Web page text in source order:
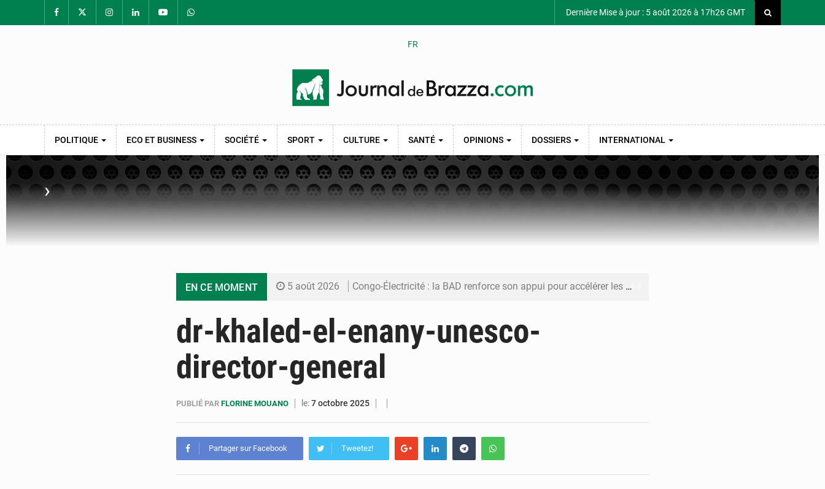
Dernière Mise à jour : 5 août 2026 à 17h26 GMT
FR
POLITIQUE ECO ET BUSINESS SOCIÉTÉ SPORT CULTURE SANTÉ OPINIONS DOSSIERS INTERNATIONAL
›
EN CE MOMENT 5 août 2026 Congo-Électricité : la BAD renforce son appui pour accélérer les investissements
5 août 2026 Assassinat de l’entrepreneur sportif Vally Amisi : le principal suspect arrêté à Brazzaville
5 août 2026 Compétitions africaines : la CAF ferme la porte à l’AC Léopards et à l’AS Otohô
dr-khaled-el-enany-unesco-
director-general
PUBLIÉ PAR FLORINE MOUANO le:7 octobre 2025
Partager sur Facebook Tweetez!